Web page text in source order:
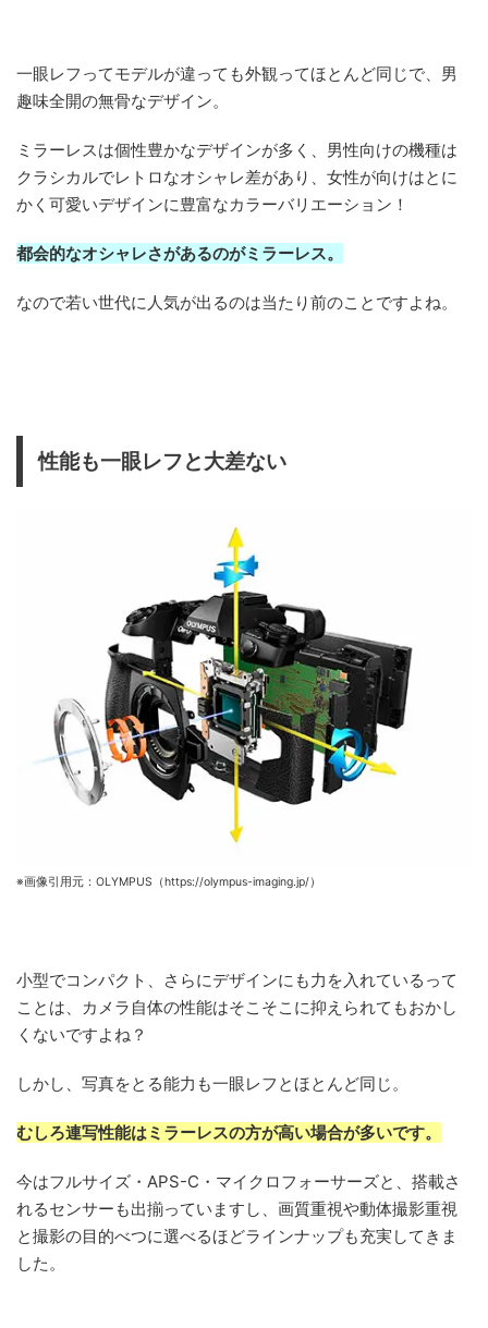
一眼レフってモデルが違っても外観ってほとんど同じで、男
趣味全開の無骨なデザイン。
ミラーレスは個性豊かなデザインが多く、男性向けの機種は
クラシカルでレトロなオシャレ差があり、女性が向けはとに
かく可愛いデザインに豊富なカラーバリエーション！
都会的なオシャレさがあるのがミラーレス。
なので若い世代に人気が出るのは当たり前のことですよね。
性能も一眼レフと大差ない
※画像引用元：OLYMPUS（https://olympus-imaging.jp/）
小型でコンパクト、さらにデザインにも力を入れているって
ことは、カメラ自体の性能はそこそこに抑えられてもおかし
くないですよね？
しかし、写真をとる能力も一眼レフとほとんど同じ。
むしろ連写性能はミラーレスの方が高い場合が多いです。
今はフルサイズ・APS-C・マイクロフォーサーズと、搭載さ
れるセンサーも出揃っていますし、画質重視や動体撮影重視
と撮影の目的べつに選べるほどラインナップも充実してきま
した。